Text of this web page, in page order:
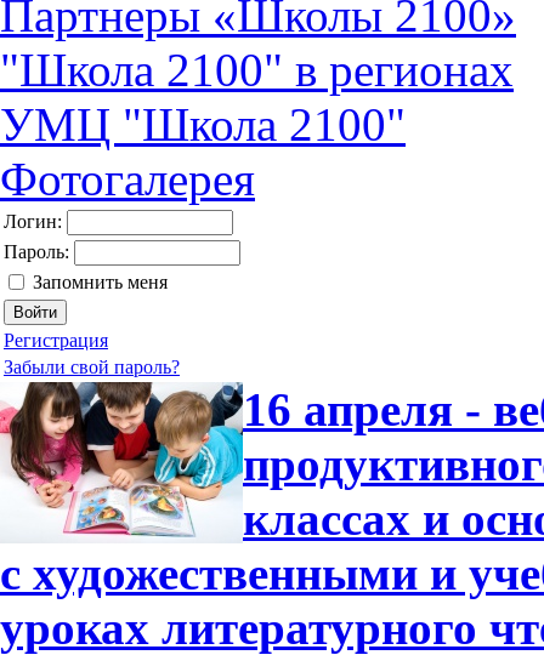
Партнеры «Школы 2100»
"Школа 2100" в регионах
УМЦ "Школа 2100"
Фотогалерея
Логин:
Пароль:
Запомнить меня
Регистрация
Забыли свой пароль?
16 апреля -
классах и
с художественными и
уроках литературного